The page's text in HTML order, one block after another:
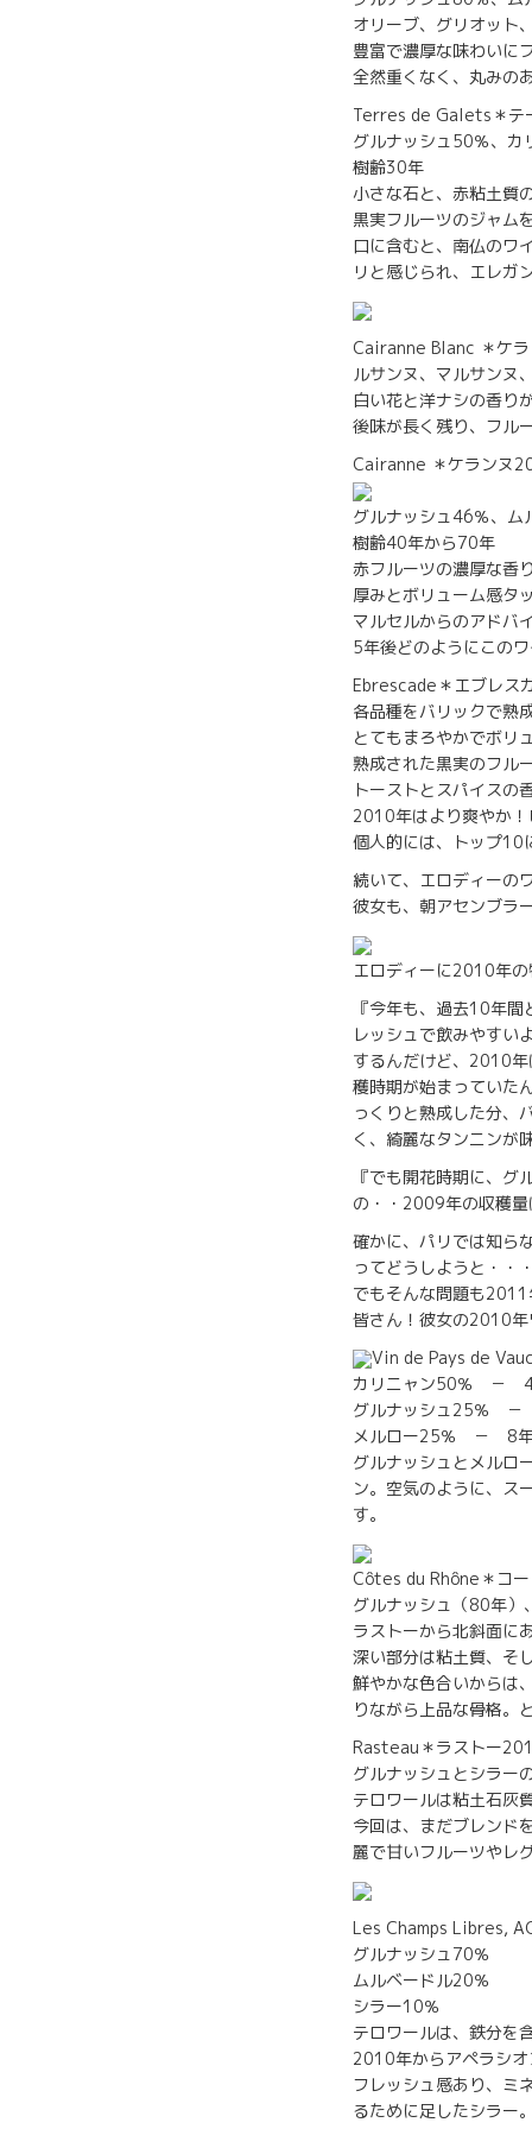
オリーブ、グリオット
豊富で濃厚な味わいに
全然重くなく、丸みの
Terres de Galets＊テ
グルナッシュ50％、
樹齢30年
小さな石と、赤粘土質
黒実フルーツのジャム
口に含むと、南仏のワ
リと感じられ、エレガ
Cairanne Blanc ＊ケ
ルサンヌ、マルサンヌ
白い花と洋ナシの香り
後味が長く残り、フル
Cairanne ＊ケランヌ
グルナッシュ46％、
樹齢40年から70年
赤フルーツの濃厚な香
厚みとボリューム感タ
マルセルからのアドバ
5年後どのようにこの
Ebrescade＊エブレス
各品種をバリックで熟
とてもまろやかでボリ
熟成された黒実のフル
トーストとスパイスの
2010年はより爽やか
個人的には、トップ10
続いて、エロディーの
彼女も、朝アセンブラ
エロディーに2010年
『今年も、過去10年
レッシュで飲みやすい
するんだけど、2010
穫時期が始まっていた
っくりと熟成した分、
く、綺麗なタンニンが
『でも開花時期に、
の・・2009年の収穫
確かに、パリでは知ら
ってどうしようと・・
でもそんな問題も
皆さん！彼女の2010
Vin de Pays de
カリニャン50％ －
グルナッシュ25％
メルロー25％ － 8
グルナッシュとメルロ
ン。空気のように、ス
す。
Côtes du Rhône＊コ
グルナッシュ（80年）
ラストーから北斜面に
深い部分は粘土質、そ
鮮やかな色合いからは
りながら上品な骨格。
Rasteau＊ラストー
グルナッシュとシラー
テロワールは粘土石灰
今回は、まだブレンド
麗で甘いフルーツやレ
Les Champs Libres,
グルナッシュ70％
ムルベードル20％
シラー10％
テロワールは、鉄分を
2010年からアペラシ
フレッシュ感あり、ミ
るために足したシラー